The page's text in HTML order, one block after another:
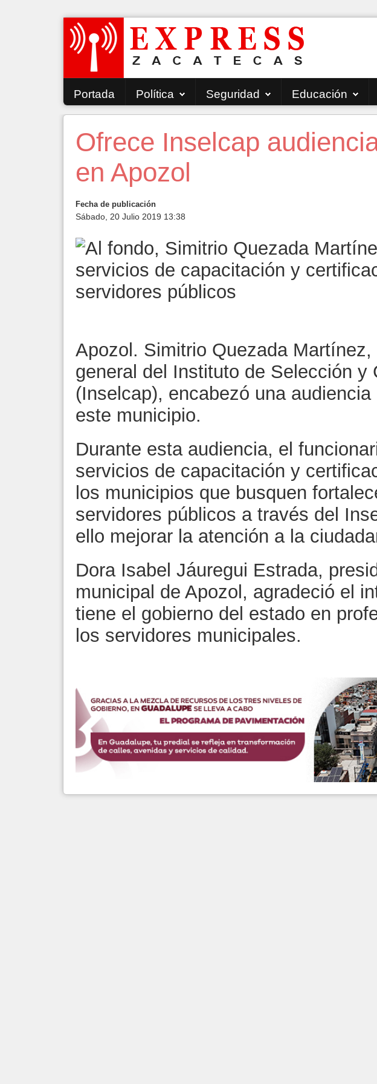
Portada Política Seguridad Educación
Ofrece Inselcap
en Apozol
Fecha de publicación
Sábado, 20 Julio 2019 13:38
servicios de capacitación y
servidores públicos
Apozol. Simitrio Quezada Martínez,
general del Instituto de Selección y
(Inselcap), encabezó una audiencia
este municipio.
Durante esta audiencia, el
servicios de capacitación y
los municipios que busquen
servidores públicos a través del
ello mejorar la atención a la
Dora Isabel Jáuregui Estrada,
municipal de Apozol, agradeció el
tiene el gobierno del estado en
los servidores municipales.